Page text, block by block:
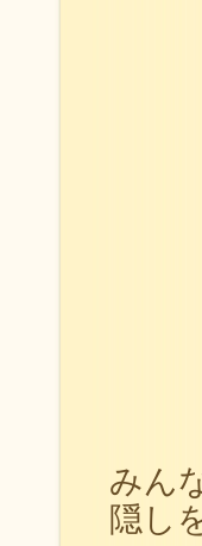
みん
隠し